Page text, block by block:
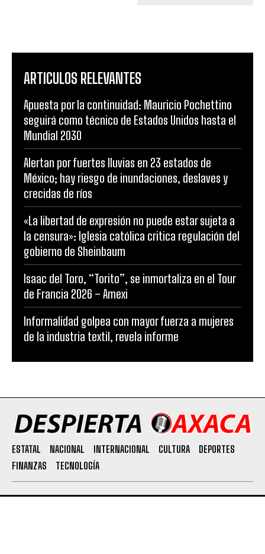
ARTICULOS RELEVANTES
Apuesta por la continuidad: Mauricio Pochettino
seguirá como técnico de Estados Unidos hasta el
Mundial 2030
Alertan por fuertes lluvias en 23 estados de
México; hay riesgo de inundaciones, deslaves y
crecidas de ríos
«La libertad de expresión no puede estar sujeta a
la censura»: Iglesia católica critica regulación del
gobierno de Sheinbaum
Isaac del Toro, “Torito”, se inmortaliza en el Tour
de Francia 2026 – Amexi
Informalidad golpea con mayor fuerza a mujeres
de la industria textil, revela informe
ESTATAL NACIONAL INTERNACIONAL CULTURA
DEPORTES
FINANZAS
TECNOLOGÍA